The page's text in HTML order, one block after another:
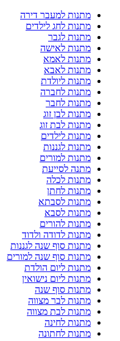
מתנות למעבר דירה
מתנות לחג לילדים
מתנות לגבר
מתנות לאישה
מתנות לאמא
מתנות לאבא
מתנות ליולדת
מתנות לחברה
מתנות לחבר
מתנות לבן זוג
מתנות לבת זוג
מתנות לילדים
מתנות לגננות
מתנות למורים
מתנה לסייעת
מתנות לכלה
מתנות לחתן
מתנות לסבתא
מתנות לסבא
מתנות להורים
מתנות לדודה ולדוד
מתנות סוף שנה לגננות
מתנות סוף שנה למורים
מתנות ליום הולדת
מתנות ליום נישואין
מתנות סוף שנה
מתנות לבר מצווה
מתנות לבת מצווה
מתנות לחינה
מתנות לחתונה